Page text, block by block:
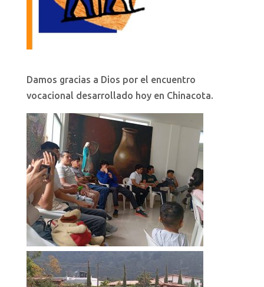
Damos gracias a Dios por el encuentro
vocacional desarrollado hoy en Chinacota.